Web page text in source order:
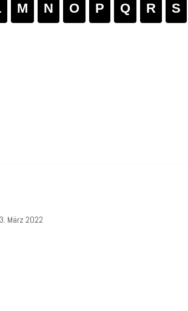
M N O P Q R S
März 2022